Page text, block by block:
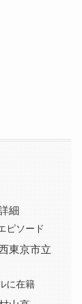
細
ピソード
東京市立
に在籍